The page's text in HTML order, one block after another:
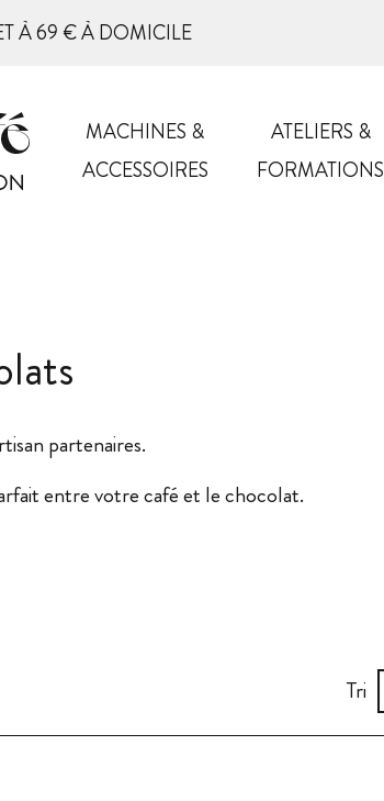
À 69 € À DOMICILE
MACHINES &
ACCESSOIRES
ATELIERS &
FORMATIONS
partenaires.
entre votre café et le chocolat.
Tri